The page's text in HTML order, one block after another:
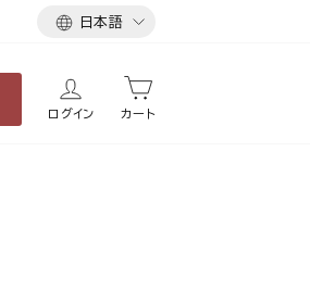
言
日本語
ログイン カート